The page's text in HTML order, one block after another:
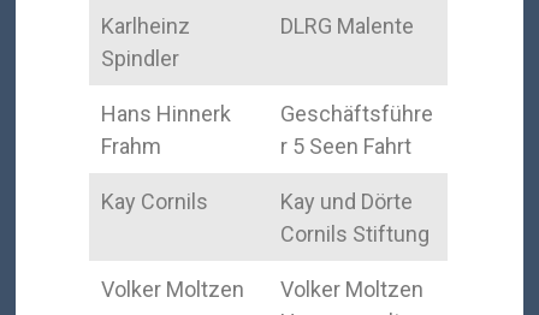
Karlheinz
Spindler
DLRG Malente
Hans Hinnerk
Frahm
Geschäftsführe
r 5 Seen Fahrt
Kay Cornils
Kay und Dörte
Cornils Stiftung
Volker Moltzen
Volker Moltzen